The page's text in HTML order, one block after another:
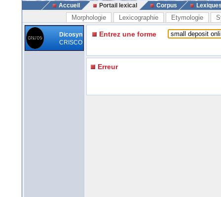
Accueil Portail lexical Corpus
Morphologie Lexicographie Etymologie
Dicosyn
CRISCO
Entrez une forme
Erreur